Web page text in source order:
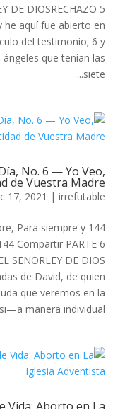
DE DIOSRECHAZO 5
he aquí fue abierto en
del testimonio; 6 y
que tenían las
siete...
No. 6 — Yo Veo,
de Vuestra Madre
17, 2021 |irrefutable
Para siempre y
Compartir PARTE 6
SEÑORLEY DE DIOS
de David, de quien
que veremos en la
manera individual,...